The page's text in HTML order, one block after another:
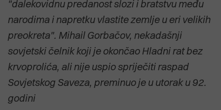
"dalekovidnu predanost slozi i bratstvu među
narodima i napretku vlastite zemlje u eri velikih
preokreta". Mihail Gorbačov, nekadašnji
sovjetski čelnik koji je okončao Hladni rat bez
krvoprolića, ali nije uspio spriječiti raspad
Sovjetskog Saveza, preminuo je u utorak u 92.
godini